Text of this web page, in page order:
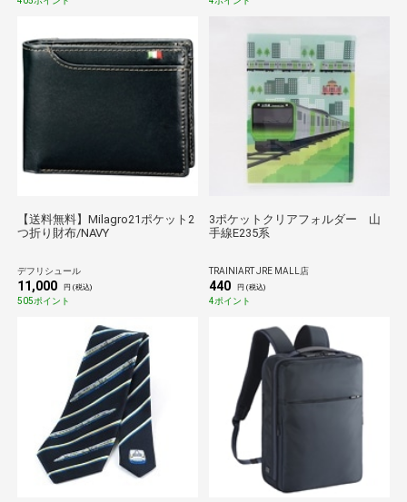
【送料無料】Milagro21ポケット2
つ折り財布/NAVY
デフリシュール
11,000 円 (税込)
505ポイント
3ポケットクリアフォルダー 山
手線E235系
TRAINIART JRE MALL店
440 円 (税込)
4ポイント